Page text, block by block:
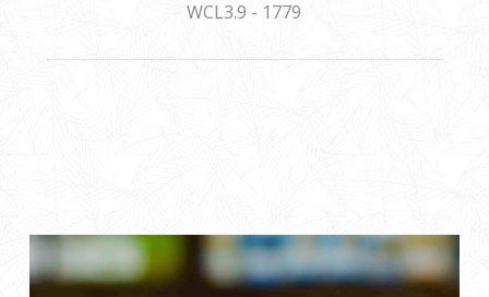
WCL3.9 - 1779